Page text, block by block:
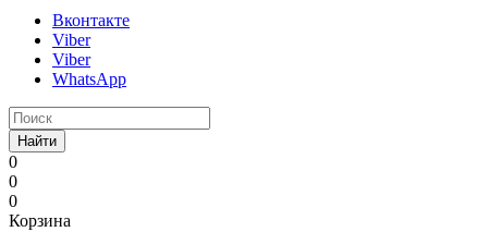
Вконтакте
Viber
Viber
WhatsApp
Найти
0
0
0
Корзина